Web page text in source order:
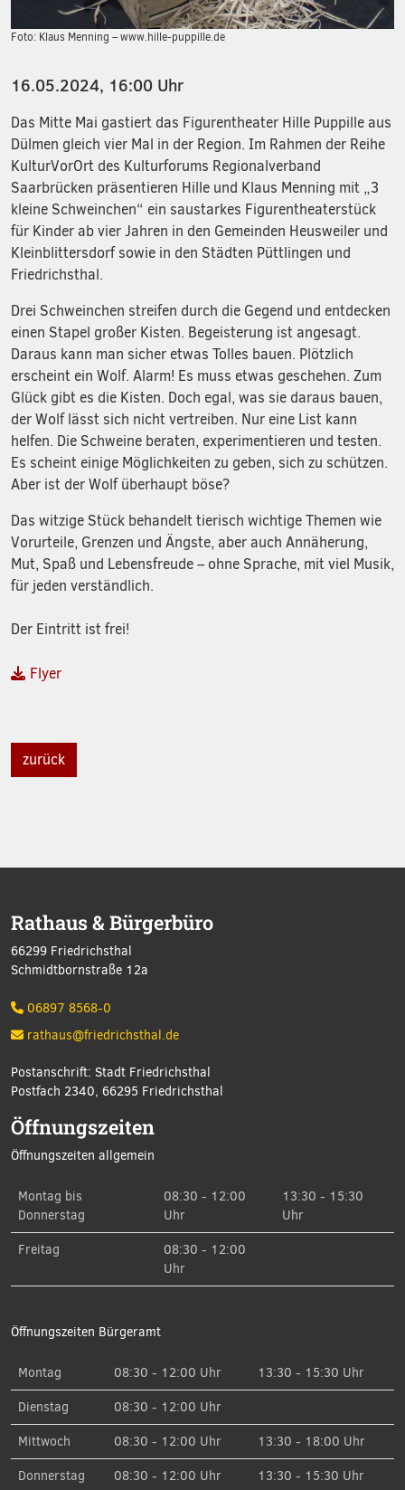
16.05.2024, 16:00 Uhr
Das Mitte Mai gastiert das Figurentheater Hille Puppille aus
Dülmen gleich vier Mal in der Region. Im Rahmen der Reihe
KulturVorOrt des Kulturforums Regionalverband
Saarbrücken präsentieren Hille und Klaus Menning mit „3
kleine Schweinchen“ ein saustarkes Figurentheaterstück
für Kinder ab vier Jahren in den Gemeinden Heusweiler und
Kleinblittersdorf sowie in den Städten Püttlingen und
Friedrichsthal.
Drei Schweinchen streifen durch die Gegend und entdecken
einen Stapel großer Kisten. Begeisterung ist angesagt.
Daraus kann man sicher etwas Tolles bauen. Plötzlich
erscheint ein Wolf. Alarm! Es muss etwas geschehen. Zum
Glück gibt es die Kisten. Doch egal, was sie daraus bauen,
der Wolf lässt sich nicht vertreiben. Nur eine List kann
helfen. Die Schweine beraten, experimentieren und testen.
Es scheint einige Möglichkeiten zu geben, sich zu schützen.
Aber ist der Wolf überhaupt böse?
Das witzige Stück behandelt tierisch wichtige Themen wie
Vorurteile, Grenzen und Ängste, aber auch Annäherung,
Mut, Spaß und Lebensfreude – ohne Sprache, mit viel Musik,
für jeden verständlich.
Der Eintritt ist frei!
Flyer
Foto: Klaus Menning – www.hille-puppille.de
zurück
Rathaus & Bürgerbüro
66299 Friedrichsthal
Schmidtbornstraße 12a
06897 8568-0
rathaus@friedrichsthal.de
Postanschrift: Stadt Friedrichsthal
Postfach 2340, 66295 Friedrichsthal
Öffnungszeiten
Öffnungszeiten allgemein
Montag bis
Donnerstag
08:30 - 12:00
Uhr
13:30 - 15:30
Uhr
Freitag
08:30 - 12:00
Uhr
Öffnungszeiten Bürgeramt
Montag 08:30 - 12:00 Uhr
13:30 - 15:30 Uhr
Dienstag
08:30 - 12:00 Uhr
Mittwoch
08:30 - 12:00 Uhr
13:30 - 18:00 Uhr
Donnerstag
08:30 - 12:00 Uhr 13:30 - 15:30 Uhr